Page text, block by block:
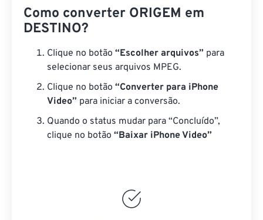
Como converter ORIGEM em
DESTINO?
Clique no botão “Escolher arquivos” para
selecionar seus arquivos MPEG.
Clique no botão “Converter para iPhone
Video” para iniciar a conversão.
Quando o status mudar para “Concluído”,
clique no botão “Baixar iPhone Video”